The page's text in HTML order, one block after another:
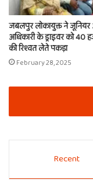
जबलपुर लोकायुक्त ने जूनियर
अधिकारी के ड्राइवर को 40
की रिश्वत लेते पकड़ा
February 28, 2025
Recent